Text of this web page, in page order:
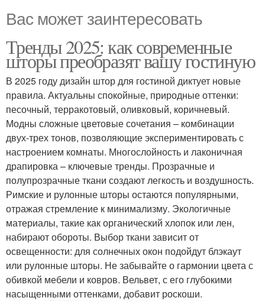
Вас может заинтересовать
Тренды 2025: как современные
шторы преобразят вашу гостиную
В 2025 году дизайн штор для гостиной диктует новые
правила. Актуальны спокойные, природные оттенки:
песочный, терракотовый, оливковый, коричневый.
Модны сложные цветовые сочетания – комбинации
двух-трех тонов, позволяющие экспериментировать с
настроением комнаты. Многослойность и лаконичная
драпировка – ключевые тренды. Прозрачные и
полупрозрачные ткани создают легкость и воздушность.
Римские и рулонные шторы остаются популярными,
отражая стремление к минимализму. Экологичные
материалы, такие как органический хлопок или лен,
набирают обороты. Выбор ткани зависит от
освещенности: для солнечных окон подойдут блэкаут
или рулонные шторы. Не забывайте о гармонии цвета с
обивкой мебели и ковров. Вельвет, с его глубокими
насыщенными оттенками, добавит роскоши.